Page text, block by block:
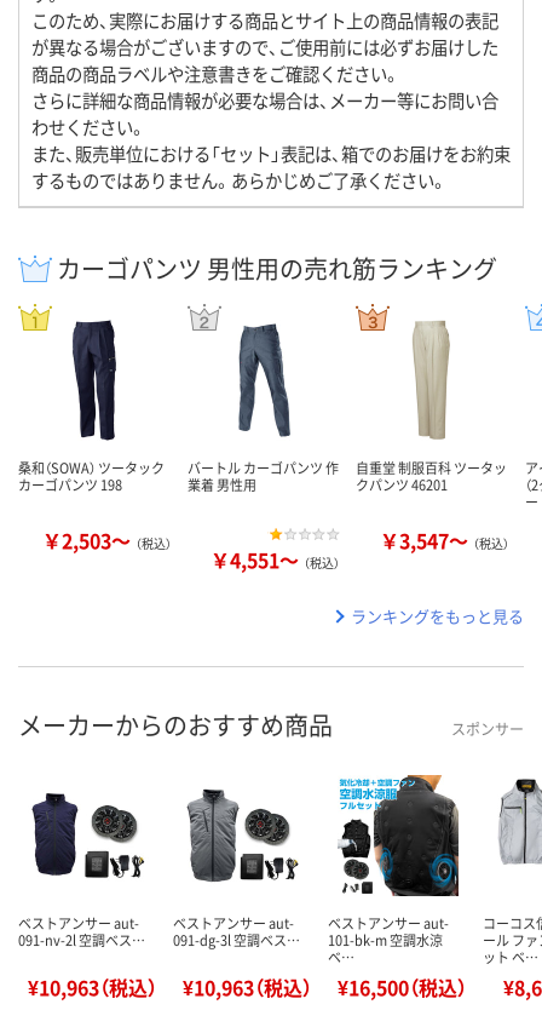
このため、実際にお届けする商品とサイト上の商品情報の表記
が異なる場合がございますので、ご使用前には必ずお届けした
商品の商品ラベルや注意書きをご確認ください。
さらに詳細な商品情報が必要な場合は、メーカー等にお問い合
わせください。
また、販売単位における「セット」表記は、箱でのお届けをお約束
するものではありません。あらかじめご了承ください。
カーゴパンツ 男性用の売れ筋ランキング
桑和（SOWA） ツータック
カーゴパンツ 198
￥2,503～ （税込）
バートル カーゴパンツ 作
業着 男性用
￥4,551～ （税込）
自重堂 制服百科 ツータッ
クパンツ 46201
￥3,547～ （税込）
ランキングをもっと見る
メーカーからのおすすめ商品 スポンサー
ベストアンサー aut-
091-nv-2l 空調ベス…
¥10,963（税込）
ベストアンサー aut-
091-dg-3l 空調ベス…
¥10,963（税込）
ベストアンサー aut-
101-bk-m 空調水涼
ベ…
¥16,500（税込）
コーコス
ール フ
ット ベ…